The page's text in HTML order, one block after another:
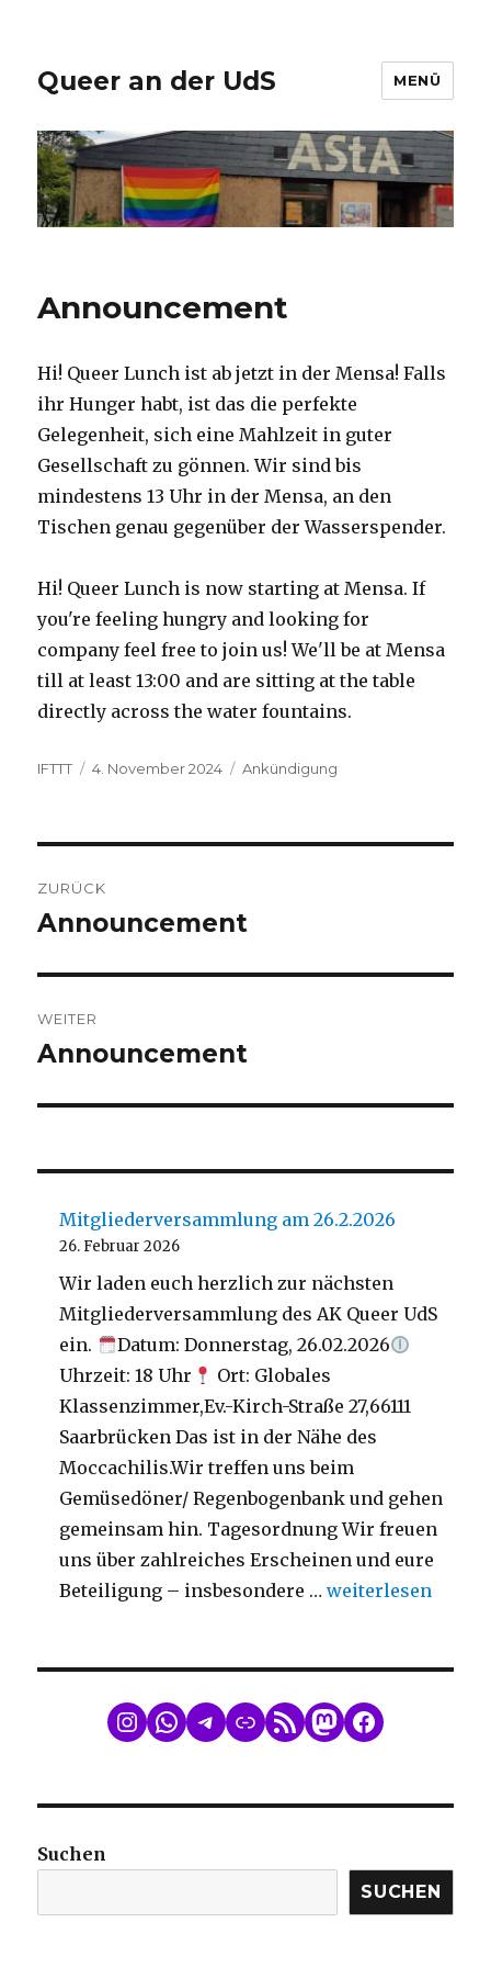
Queer an der UdS MENÜ
Announcement
Hi! Queer Lunch ist ab jetzt in der Mensa! Falls
ihr Hunger habt, ist das die perfekte
Gelegenheit, sich eine Mahlzeit in guter
Gesellschaft zu gönnen. Wir sind bis
mindestens 13 Uhr in der Mensa, an den
Tischen genau gegenüber der Wasserspender.
Hi! Queer Lunch is now starting at Mensa. If
you're feeling hungry and looking for
company feel free to join us! We'll be at Mensa
till at least 13:00 and are sitting at the table
directly across the water fountains.
Autor
IFTTT
Veröffentlicht
4. November 2024 Kategorien
Ankündigung
ZURÜCK
Vorheriger
Announcement
WEITER
Nächster
Announcement
Mitgliederversammlung am 26.2.2026
26. Februar 2026
Wir laden euch herzlich zur nächsten
Mitgliederversammlung des AK Queer UdS
ein.
Datum: Donnerstag, 26.02.2026
Uhrzeit: 18 Uhr
Ort: Globales
Klassenzimmer,Ev.-Kirch-Straße 27,66111
Saarbrücken Das ist in der Nähe des
Moccachilis.Wir treffen uns beim
Gemüsedöner/ Regenbogenbank und gehen
gemeinsam hin. Tagesordnung Wir freuen
uns über zahlreiches Erscheinen und eure
Beteiligung – insbesondere …weiterlesen
WhatsApp
Telegram
LinkRSS FeedMastodon
Facebook
Suchen
SUCHEN